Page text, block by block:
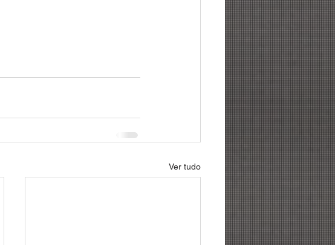
Ver tudo